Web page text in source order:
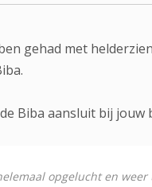
gehad met
Biba aansluit bij
opgelucht en